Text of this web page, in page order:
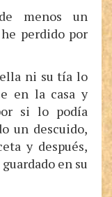
menos un
perdido por
ni su tía lo
en la casa y
si lo podía
un descuido,
y después,
en su